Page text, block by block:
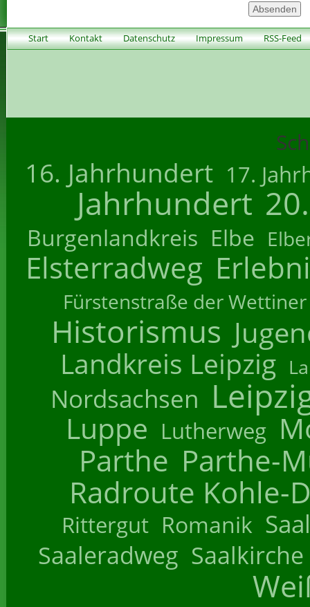
Start Kontakt Datenschutz Impressum RSS-Feed
16. Jahrhundert 17.
Jahrhundert
Burgenlandkreis Elbe
Elsterradweg
Fürstenstraße der Wettiner
Historismus
Landkreis Leipzig
Nordsachsen
Luppe Lutherweg
Parthe Parthe-
Radroute Kohle-
Rittergut Romanik
Saaleradweg Saalkirche